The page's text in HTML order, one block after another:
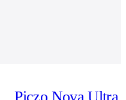
Piczo Nova Ultra